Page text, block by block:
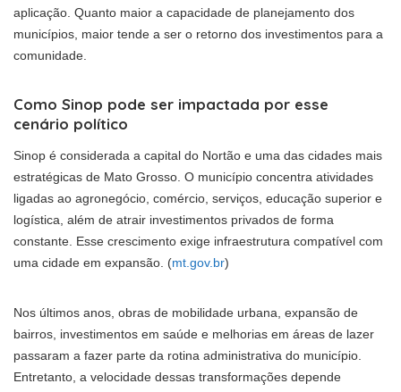
aplicação. Quanto maior a capacidade de planejamento dos
municípios, maior tende a ser o retorno dos investimentos para a
comunidade.
Como Sinop pode ser impactada por esse
cenário político
Sinop é considerada a capital do Nortão e uma das cidades mais
estratégicas de Mato Grosso. O município concentra atividades
ligadas ao agronegócio, comércio, serviços, educação superior e
logística, além de atrair investimentos privados de forma
constante. Esse crescimento exige infraestrutura compatível com
uma cidade em expansão. (mt.gov.br)
Nos últimos anos, obras de mobilidade urbana, expansão de
bairros, investimentos em saúde e melhorias em áreas de lazer
passaram a fazer parte da rotina administrativa do município.
Entretanto, a velocidade dessas transformações depende